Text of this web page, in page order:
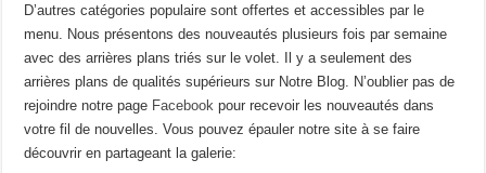
D’autres catégories populaire sont offertes et accessibles par le
menu. Nous présentons des nouveautés plusieurs fois par semaine
avec des arrières plans triés sur le volet. Il y a seulement des
arrières plans de qualités supérieurs sur Notre Blog. N’oublier pas de
rejoindre notre page Facebook pour recevoir les nouveautés dans
votre fil de nouvelles. Vous pouvez épauler notre site à se faire
découvrir en partageant la galerie: